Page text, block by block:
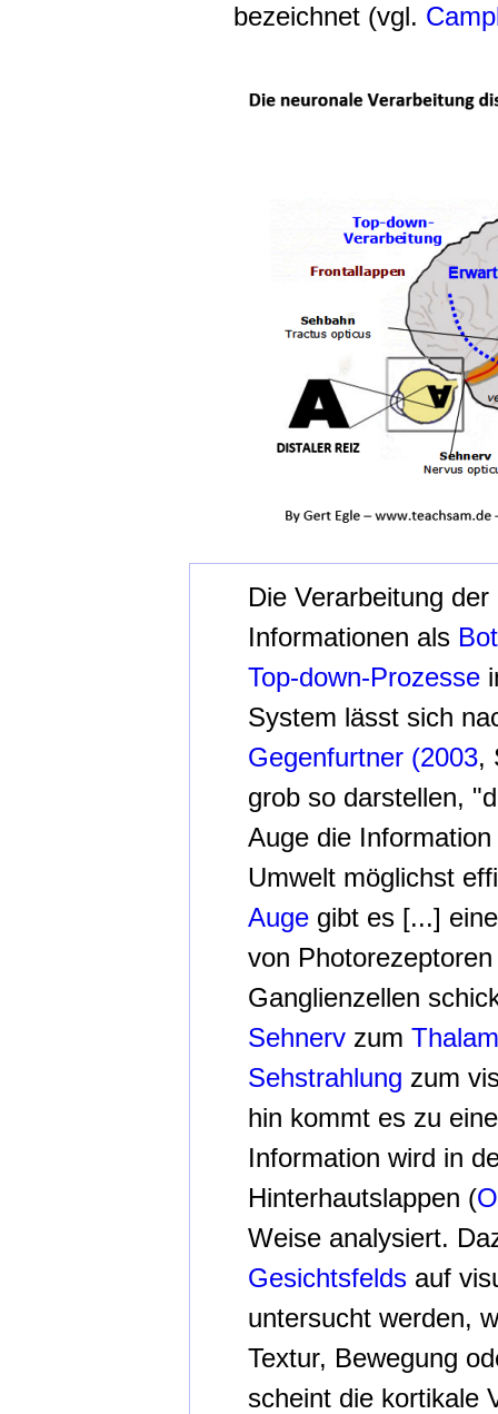
bezeichnet (vgl.
Die Verarbeitung der
Informationen als
Top-down-Prozesse
System lässt sich
Gegenfurtner (2003,
grob so darstellen,
Auge die
Umwelt möglichst
Auge gibt es [...]
von
Ganglienzellen
Sehnerv zum
Sehstrahlung zum
hin kommt es zu
Information wird in
Hinterhautslappen (
Weise analysiert.
Gesichtsfelds auf
untersucht werden,
Textur, Bewegung
scheint die kortikale